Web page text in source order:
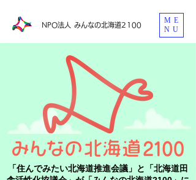
​NPO法人 みんなの北海道2100
ME
NU
「住んでみたい北海道推進会議」と「北海道田